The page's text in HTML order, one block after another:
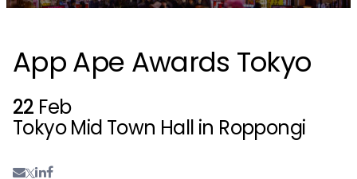
App Ape Awards Tokyo
22 Feb
Tokyo Mid Town Hall in Roppongi